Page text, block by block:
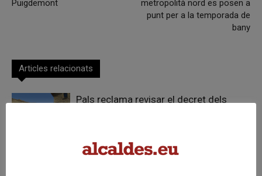
Puigdemont
metropolità nord es posen a
punt per a la temporada de
bany
Articles relacionats
Pals reclama revisar el decret dels
La UE activa les primeres obligacions